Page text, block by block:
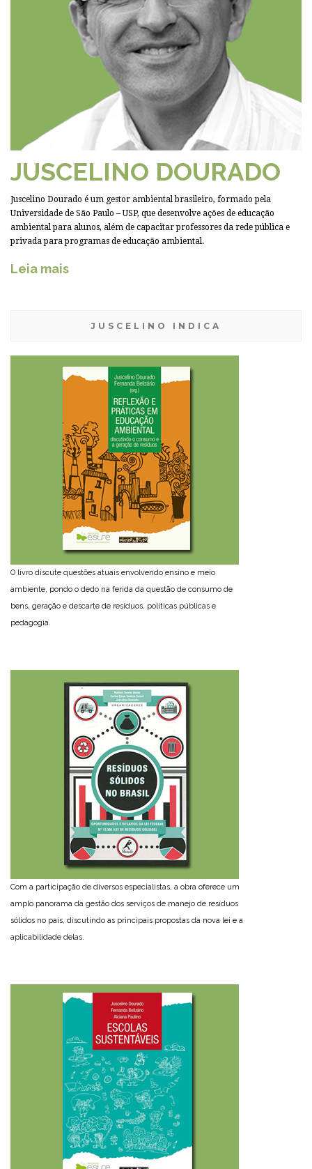
JUSCELINO DOURADO
Juscelino Dourado é um gestor ambiental brasileiro, formado pela
Universidade de São Paulo – USP, que desenvolve ações de educação
ambiental para alunos, além de capacitar professores da rede pública e
privada para programas de educação ambiental.
Leia mais
JUSCELINO INDICA
O livro discute questões atuais envolvendo ensino e meio
ambiente, pondo o dedo na ferida da questão de consumo de
bens, geração e descarte de resíduos, políticas públicas e
pedagogia.
Com a participação de diversos especialistas, a obra oferece um
amplo panorama da gestão dos serviços de manejo de resíduos
sólidos no país, discutindo as principais propostas da nova lei e a
aplicabilidade delas.